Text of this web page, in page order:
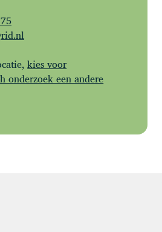
kies voor
onderzoek een andere